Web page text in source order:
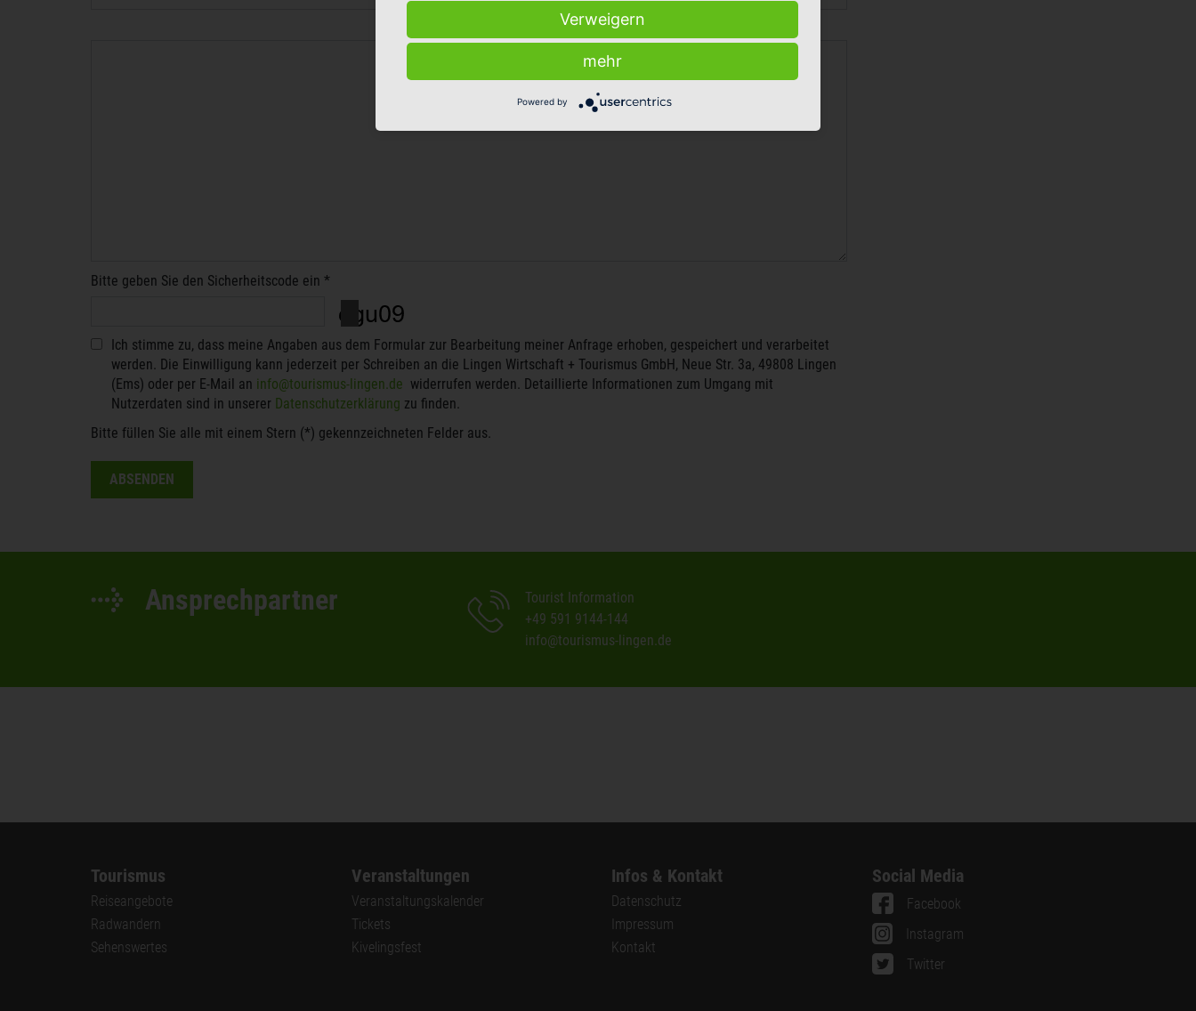
Bitte geben Sie den Sicherheitscode ein *
Ich stimme zu, dass meine Angaben aus dem Formular zur Bearbeitung meiner Anfrage erhoben, gespeichert und verarbeitet
werden. Die Einwilligung kann jederzeit per Schreiben an die Lingen Wirtschaft + Tourismus GmbH, Neue Str. 3a, 49808 Lingen
(Ems) oder per E-Mail an info@tourismus-lingen.de widerrufen werden. Detaillierte Informationen zum Umgang mit
Nutzerdaten sind in unserer Datenschutzerklärung zu finden.
Bitte füllen Sie alle mit einem Stern (*) gekennzeichneten Felder aus.
ABSENDEN
Ansprechpartner
Tourist Information
+49 591 9144-144
info@tourismus-lingen.de
Tourismus
Reiseangebote
Radwandern
Sehenswertes
Veranstaltungen
Veranstaltungskalender
Tickets
Kivelingsfest
Infos & Kontakt
Datenschutz
Impressum
Kontakt
Social Media
Facebook
Instagram
Twitter
Verweigern
mehr
Powered by